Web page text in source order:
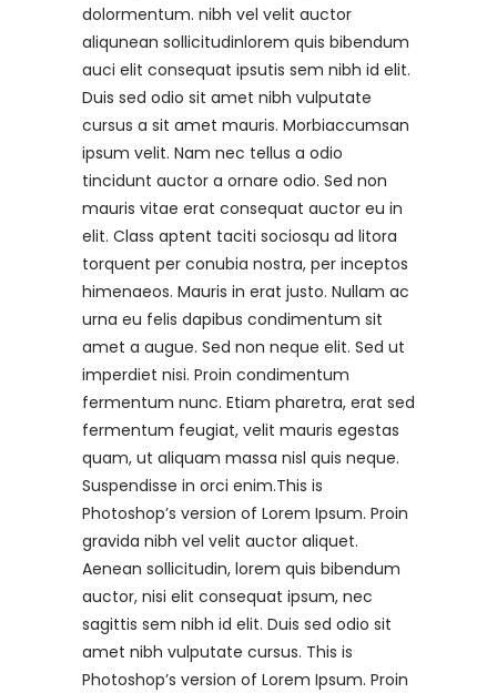
dolormentum. nibh vel velit auctor
aliqunean sollicitudinlorem quis bibendum
auci elit consequat ipsutis sem nibh id elit.
Duis sed odio sit amet nibh vulputate
cursus a sit amet mauris. Morbiaccumsan
ipsum velit. Nam nec tellus a odio
tincidunt auctor a ornare odio. Sed non
mauris vitae erat consequat auctor eu in
elit. Class aptent taciti sociosqu ad litora
torquent per conubia nostra, per inceptos
himenaeos. Mauris in erat justo. Nullam ac
urna eu felis dapibus condimentum sit
amet a augue. Sed non neque elit. Sed ut
imperdiet nisi. Proin condimentum
fermentum nunc. Etiam pharetra, erat sed
fermentum feugiat, velit mauris egestas
quam, ut aliquam massa nisl quis neque.
Suspendisse in orci enim.This is
Photoshop’s version of Lorem Ipsum. Proin
gravida nibh vel velit auctor aliquet.
Aenean sollicitudin, lorem quis bibendum
auctor, nisi elit consequat ipsum, nec
sagittis sem nibh id elit. Duis sed odio sit
amet nibh vulputate cursus. This is
Photoshop’s version of Lorem Ipsum. Proin